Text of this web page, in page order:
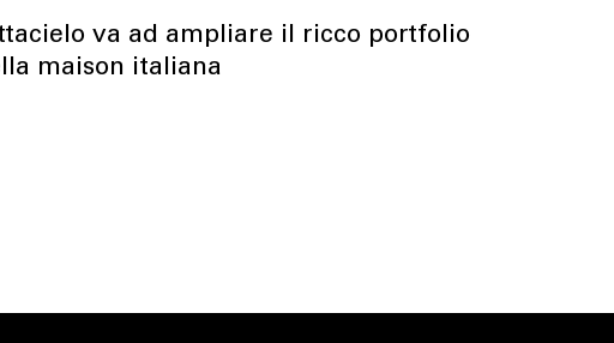
va ad ampliare il ricco portfolio
maison italiana